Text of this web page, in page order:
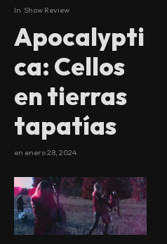
In Show Review
Apocalypti
ca: Cellos
en tierras
tapatías
en enero 28, 2024